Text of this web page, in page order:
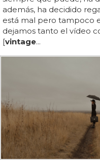
además, ha decidido
está mal pero tampoco
dejamos tanto el vídeo
[vintage...